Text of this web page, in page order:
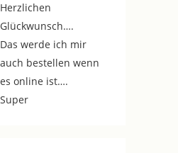
Herzlichen
Glückwunsch….
Das werde ich mir
auch bestellen wenn
es online ist….
Super